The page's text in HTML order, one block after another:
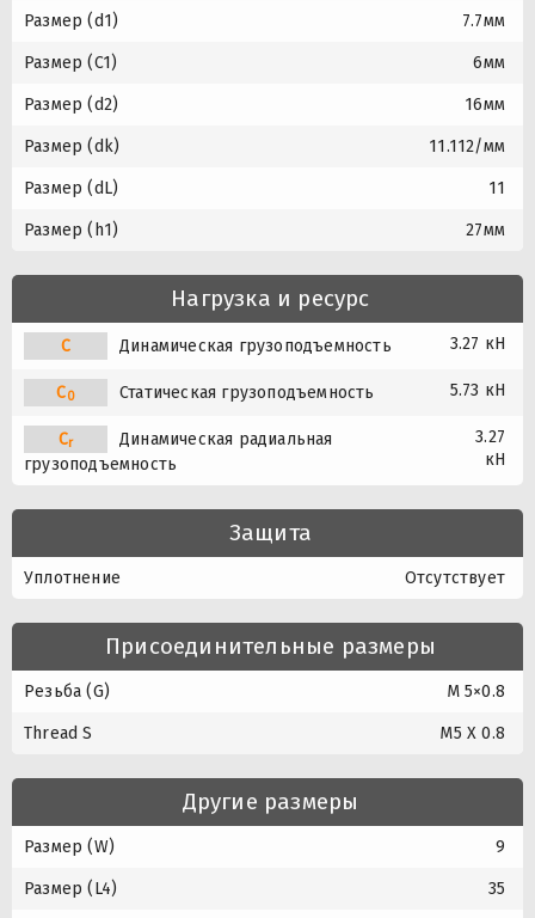
Размер (d1) 7.7мм
Размер (C1) 6мм
Размер (d2) 16мм
Размер (dk) 11.112/мм
Размер (dL) 11
Размер (h1) 27мм
Нагрузка и ресурс
C Динамическая грузоподъемность 3.27 кН
C0 Статическая грузоподъемность 5.73 кН
Cr
Динамическая радиальная
грузоподъемность
3.27
кН
Защита
Уплотнение Отсутствует
Присоединительные размеры
Резьба (G) M 5×0.8
Thread S M5 X 0.8
Другие размеры
Размер (W) 9
Размер (L4) 35